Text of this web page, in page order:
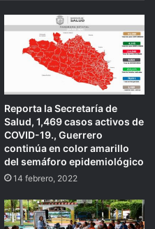
Reporta la Secretaría de
Salud, 1,469 casos activos de
COVID-19., Guerrero
continúa en color amarillo
del semáforo epidemiológico
14 febrero, 2022